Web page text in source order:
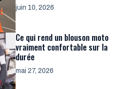
juin 10, 2026
Ce qui rend un blouson moto
vraiment confortable sur la
durée
mai 27, 2026